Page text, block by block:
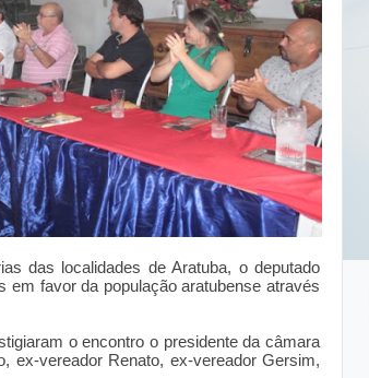
das localidades de Aratuba, o deputado
em favor da população aratubense através
o encontro o presidente da câmara
ex-vereador Renato, ex-vereador Gersim,